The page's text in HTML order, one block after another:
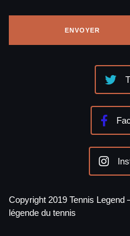
Copyright 2019 Tennis Legend
légende du tennis